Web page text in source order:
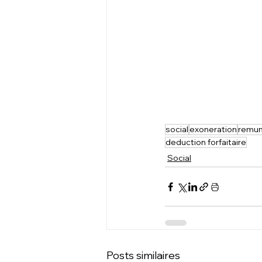
socialexoneration
deduction forfaitaire
Social
Posts similaires